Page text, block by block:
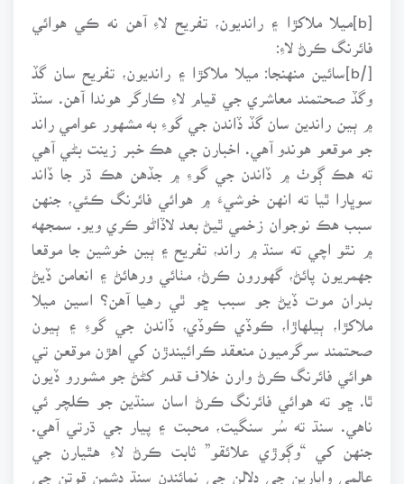
[b]ميلا ملاکڙا ۽ رانديون، تفريح لاءِ آهن نه ڪي هوائي
فائرنگ ڪرڻ لاءِ:
[/b]سائين منهنجا: ميلا ملاکڙا ۽ رانديون، تفريح سان گڏ
وگڏ صحتمند معاشري جي قيام لاءِ ڪارگر هوندا آهن. سنڌ
۾ ٻين راندين سان گڏ ڏاندن جي گوءِ به مشهور عوامي راند
جو موقعو هوندو آهي. اخبارن جي هڪ خبر زينت بڻي آهي
ته هڪ ڳوٺ ۾ ڏاندن جي گوءِ ۾ جڏهن هڪ ڌر جا ڏاند
سوڀارا ٿيا ته انهن خوشيءَ ۾ هوائي فائرنگ ڪئي، جنهن
سبب هڪ نوجوان زخمي ٿيڻ بعد لاڏاڻو ڪري ويو. سمجهه
۾ نٿو اچي ته سنڌ ۾ راند، تفريح ۽ ٻين خوشين جا موقعا
جهمريون پائڻ، گهورون ڪرڻ، مٺائي ورهائڻ ۽ انعامن ڏيڻ
بدران موت ڏيڻ جو سبب ڇو ٿي رهيا آهن؟ اسين ميلا
ملاکڙا، ٻيلهاڙا، ڪوڏي ڪوڏي، ڏاندن جي گوءِ ۽ ٻيون
صحتمند سرگرميون منعقد ڪرائيندڙن کي اهڙن موقعن تي
هوائي فائرنگ ڪرڻ وارن خلاف قدم کڻڻ جو مشورو ڏيون
ٿا. ڇو ته هوائي فائرنگ ڪرڻ اسان سنڌين جو ڪلچر ئي
ناهي. سنڌ ته سُر سنگيت، محبت ۽ پيار جي ڌرتي آهي.
جنهن کي “وڳوڙي علائقو” ثابت ڪرڻ لاءِ هٿيارن جي
عالمي واپارين جي دلالن جي نمائندن سنڌ دشمن قوتن جي